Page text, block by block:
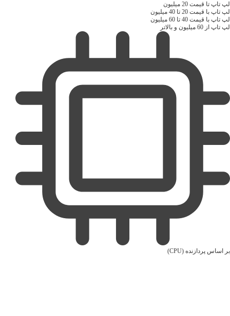
لپ تاپ تا قیمت 20 میلیون
لپ تاپ با قیمت 20 تا 40 میلیون
لپ تاپ با قیمت 40 تا 60 میلیون
لپ تاپ از 60 میلیون و بالاتر
بر اساس پردازنده (CPU)